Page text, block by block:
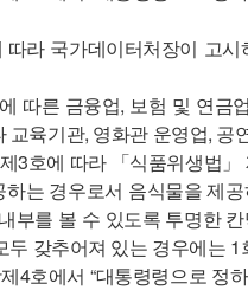
라 국가데이터처장이 고시
따른 금융업, 보험 및 연금
교육기관, 영화관 운영업, 공
3호에 따라 「식품위생법
는 경우로서 음식물을 제
부를 볼 수 있도록 투명한
두 갖추어져 있는 경우에는
4호에서 “대통령령으로 정